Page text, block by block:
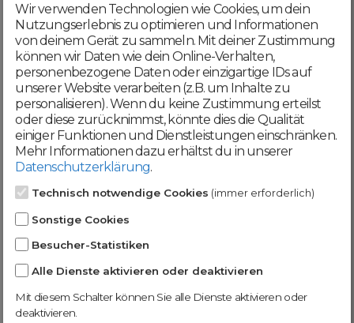
Mit deiner Registrierung bestätigst du,
dass du dieAGBund
Datenschutzerklärung akzeptierst
Weiter
Werde jetzt Teil der
DomainCatcher-
Community!
Nutze unsere Erfahrung und profitiere
Wir verwenden Technologien wie Cookies, um dein
Nutzungserlebnis zu optimieren und Informationen
von deinem Gerät zu sammeln. Mit deiner Zustimmung
können wir Daten wie dein Online-Verhalten,
personenbezogene Daten oder einzigartige IDs auf
unserer Website verarbeiten (z.B. um Inhalte zu
personalisieren). Wenn du keine Zustimmung erteilst
oder diese zurücknimmst, könnte dies die Qualität
einiger Funktionen und Dienstleistungen einschränken.
Mehr Informationen dazu erhältst du in unserer
Datenschutzerklärung.
Technisch notwendige Cookies (immer erforderlich)
Sonstige Cookies
Besucher-Statistiken
Alle Dienste aktivieren oder deaktivieren
Mit diesem Schalter können Sie alle Dienste aktivieren oder
deaktivieren.